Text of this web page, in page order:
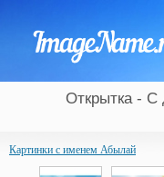
Открытка -
Картинки с именем Абылай